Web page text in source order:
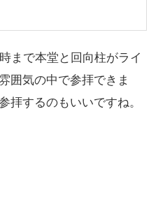
まで本堂と回向柱がライ
囲気の中で参拝できま
拝するのもいいですね。